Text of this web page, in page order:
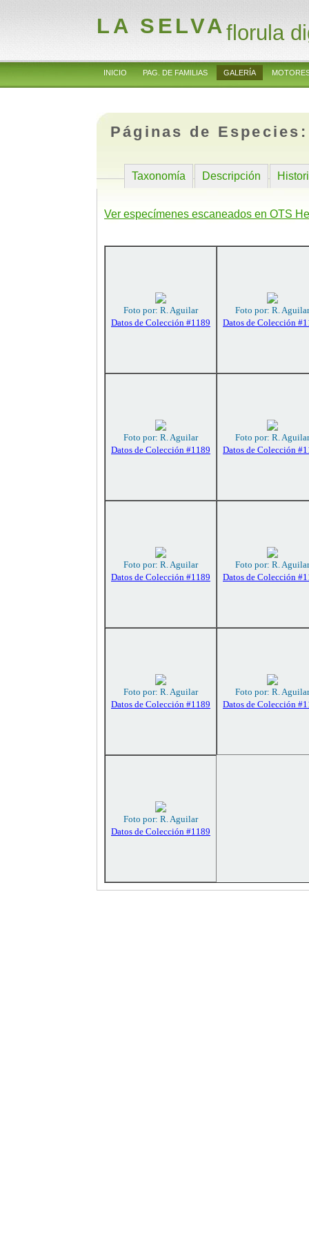
LA SELVAflorula
INICIO PAG. DE FAMILIAS GALERÍA
Páginas de
Taxonomía Descripción
Ver especímenes escaneados en OTS
Foto por: R. Aguilar
Datos de Colección #1189
Foto por: R. Aguilar
Datos de Colección
Foto por: R. Aguilar
Datos de Colección #1189
Foto por: R. Aguilar
Datos de Colección
Foto por: R. Aguilar
Datos de Colección #1189
Foto por: R. Aguilar
Datos de Colección
Foto por: R. Aguilar
Datos de Colección #1189
Foto por: R. Aguilar
Datos de Colección
Foto por: R. Aguilar
Datos de Colección #1189